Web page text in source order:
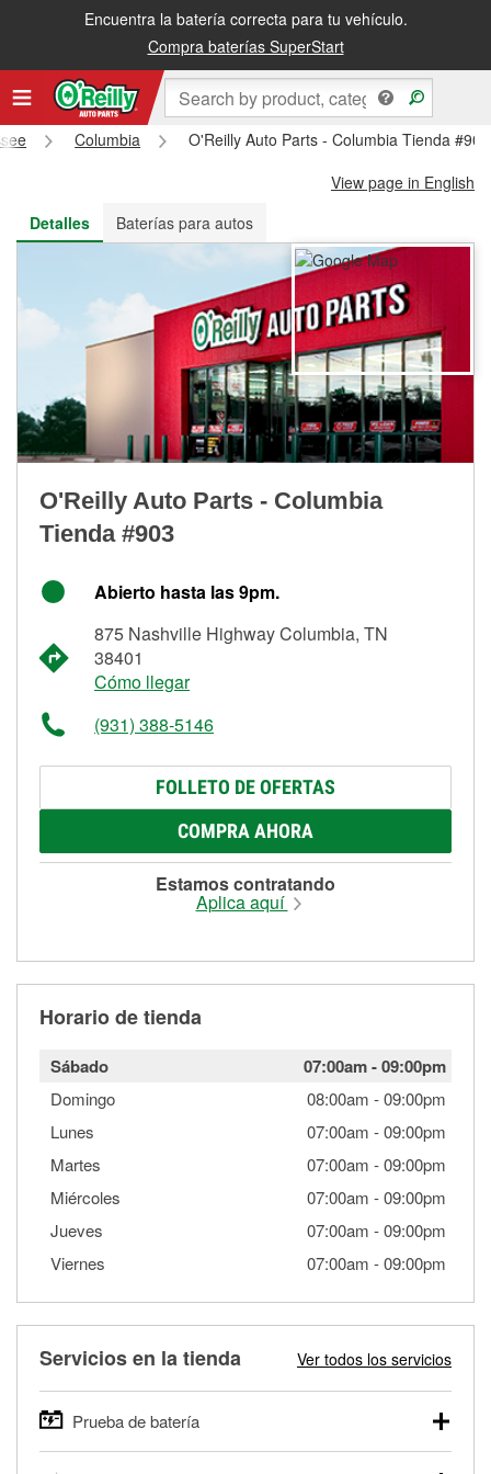
Encuentra la batería correcta para tu vehículo.
Compra baterías SuperStart
Recibe tu orden gratis al día siguiente o recógela en la tienda
Columbia
O'Reilly Auto Parts - Columbia Tienda #903
View page in English
Detalles
Baterías para autos
O'Reilly Auto Parts - Columbia
Tienda #903
Abierto hasta las 9pm.
875 Nashville Highway Columbia, TN
38401
Cómo llegar
(931) 388-5146
FOLLETO DE OFERTAS
COMPRA AHORA
Estamos contratando
Aplica aquí
Horario de tienda
Sábado 07:00am-09:00pm
Domingo 08:00am -09:00pm
Lunes
07:00am -09:00pm
Martes
07:00am -09:00pm
Miércoles
07:00am -09:00pm
Jueves
07:00am -09:00pm
Viernes
07:00am -09:00pm
Servicios en la tienda Ver todos los servicios
Prueba de batería